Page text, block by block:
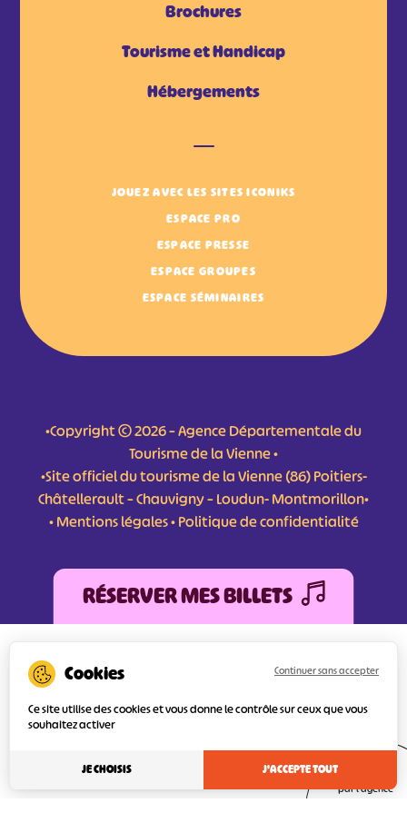
Brochures
Tourisme et Handicap
Hébergements
JOUEZ AVEC LES SITES ICONIKS
ESPACE PRO
ESPACE PRESSE
ESPACE GROUPES
ESPACE SÉMINAIRES
•Copyright © 2026 – Agence Départementale du
Tourisme de la Vienne •
•Site officiel du tourisme de la Vienne (86) Poitiers-
Châtellerault – Chauvigny – Loudun- Montmorillon•
•Mentions légales•Politique de confidentialité
RÉSERVER MES BILLETS
l’Europe au titre du FEDER (Fonds Européen de développement Régional) pour
l’amélioration et la structuration des services numériques pour une meilleure
d’orienter au mieux le visiteur.
par l'agence
Ce site utilise des cookies et vous donne le contrôle sur ceux que vous
souhaitez activer
J'ACCEPTE TOUT
Continuer sans accepter
JE CHOISIS